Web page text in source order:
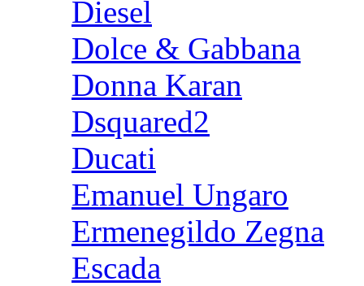
Diesel
Dolce & Gabbana
Donna Karan
Dsquared2
Ducati
Emanuel Ungaro
Ermenegildo Zegna
Escada